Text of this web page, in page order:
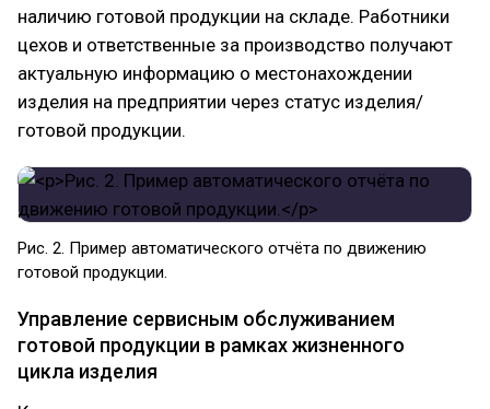
наличию готовой продукции на складе. Работники
цехов и ответственные за производство получают
актуальную информацию о местонахождении
изделия на предприятии через статус изделия/
готовой продукции.
Рис. 2. Пример автоматического отчёта по движению
готовой продукции.
Управление сервисным обслуживанием
готовой продукции в рамках жизненного
цикла изделия